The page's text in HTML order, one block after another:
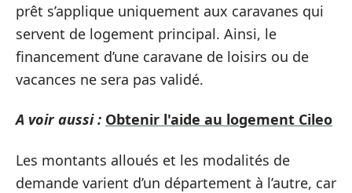
prêt s’applique uniquement aux caravanes qui
servent de logement principal. Ainsi, le
financement d’une caravane de loisirs ou de
vacances ne sera pas validé.
A voir aussi : Obtenir l'aide au logement Cileo
Les montants alloués et les modalités de
demande varient d’un département à l’autre, car